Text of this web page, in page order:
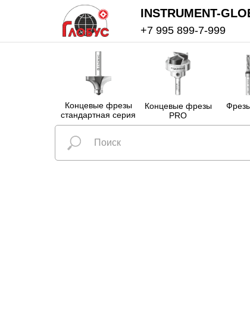
Концевые фрезы
стандартная серия
Концевые фрезы
PRO
INSTRUMENT-
+7 995 899-7-999